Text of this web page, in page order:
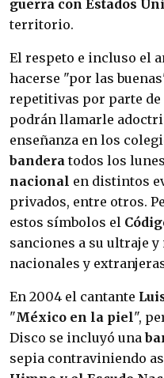
guerra con Estados
territorio.
El respeto e incluso el
hacerse "por las
repetitivas por parte
podrán llamarle
enseñanza en los
bandera todos los
nacional en distintos
privados, entre otros.
estos símbolos el
sanciones a su ultraje
nacionales y
En 2004 el cantante
"México en la piel",
Disco se incluyó una
sepia contraviniendo